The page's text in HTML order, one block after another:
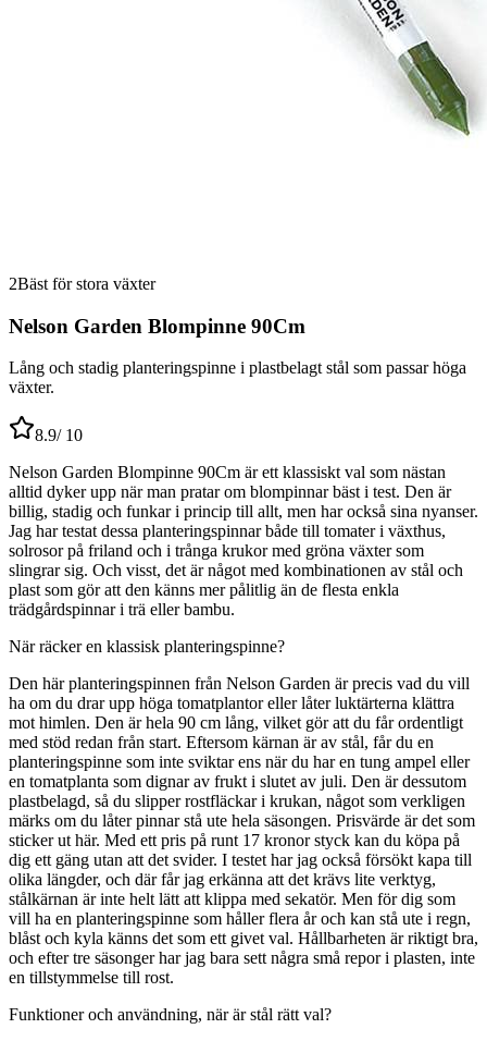
2Bäst för stora växter
Nelson Garden Blompinne 90Cm
Lång och stadig planteringspinne i plastbelagt stål som passar höga
växter.
8.9/ 10
Nelson Garden Blompinne 90Cm är ett klassiskt val som nästan
alltid dyker upp när man pratar om blompinnar bäst i test. Den är
billig, stadig och funkar i princip till allt, men har också sina nyanser.
Jag har testat dessa planteringspinnar både till tomater i växthus,
solrosor på friland och i trånga krukor med gröna växter som
slingrar sig. Och visst, det är något med kombinationen av stål och
plast som gör att den känns mer pålitlig än de flesta enkla
trädgårdspinnar i trä eller bambu.
När räcker en klassisk planteringspinne?
Den här planteringspinnen från Nelson Garden är precis vad du vill
ha om du drar upp höga tomatplantor eller låter luktärterna klättra
mot himlen. Den är hela 90 cm lång, vilket gör att du får ordentligt
med stöd redan från start. Eftersom kärnan är av stål, får du en
planteringspinne som inte sviktar ens när du har en tung ampel eller
en tomatplanta som dignar av frukt i slutet av juli. Den är dessutom
plastbelagd, så du slipper rostfläckar i krukan, något som verkligen
märks om du låter pinnar stå ute hela säsongen. Prisvärde är det som
sticker ut här. Med ett pris på runt 17 kronor styck kan du köpa på
dig ett gäng utan att det svider. I testet har jag också försökt kapa till
olika längder, och där får jag erkänna att det krävs lite verktyg,
stålkärnan är inte helt lätt att klippa med sekatör. Men för dig som
vill ha en planteringspinne som håller flera år och kan stå ute i regn,
blåst och kyla känns det som ett givet val. Hållbarheten är riktigt bra,
och efter tre säsonger har jag bara sett några små repor i plasten, inte
en tillstymmelse till rost.
Funktioner och användning, när är stål rätt val?